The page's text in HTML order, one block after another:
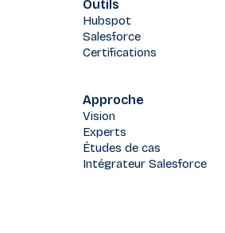
Outils
Hubspot
Salesforce
Certifications
Approche
Vision
Experts
Études de cas
Intégrateur Salesforce